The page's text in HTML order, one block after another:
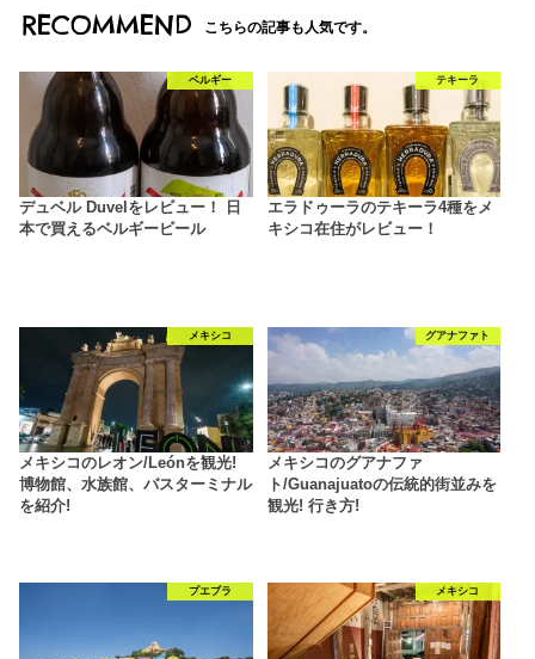
RECOMMEND こちらの記事も人気です。
ベルギー
デュベル Duvelをレビュー！ 日
本で買えるベルギービール
テキーラ
エラドゥーラのテキーラ4種をメ
キシコ在住がレビュー！
メキシコ
メキシコのレオン/Leónを観光!
博物館、水族館、バスターミナル
を紹介!
グアナファト
メキシコのグアナファ
ト/Guanajuatoの伝統的街並みを
観光! 行き方!
プエブラ メキシコ